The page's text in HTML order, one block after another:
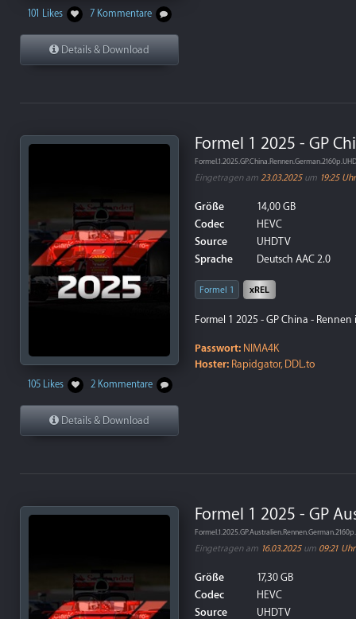
101 Likes 7 Kommentare
Details & Download
105 Likes 2 Kommentare
Details & Download
Formel 1 2025 - GP
Eingetragen am 23.03.2025um 19:25 Uhr
Größe
14,00 GB
Codec
HEVC
Source
UHDTV
Sprache
Deutsch AAC 2.0
Formel 1 xREL
Formel 1 2025 - GP China -
Passwort: NIMA4K
Hoster: Rapidgator, DDL.to
Formel 1 2025 - GP
Eingetragen am 16.03.2025um 09:21 Uhr
Größe
17,30 GB
Codec
HEVC
Source
UHDTV